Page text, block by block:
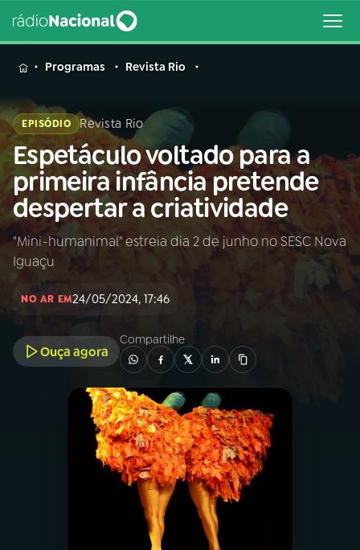
MENU
Buscar
na
Rádio
Nacional
Buscar
AO VIVO
INÍCIO
A RÁDIO
PROGRAMAÇÃO
PROGRAMAS
Programas Revista Rio
EPISÓDIO Revista Rio
Espetáculo voltado para a
primeira infância pretende
despertar a criatividade
"Mini-humanimal" estreia dia 2 de junho no SESC Nova
Iguaçu
NO AR EM24/05/2024, 17:46
Ouça agora
Compartilhe